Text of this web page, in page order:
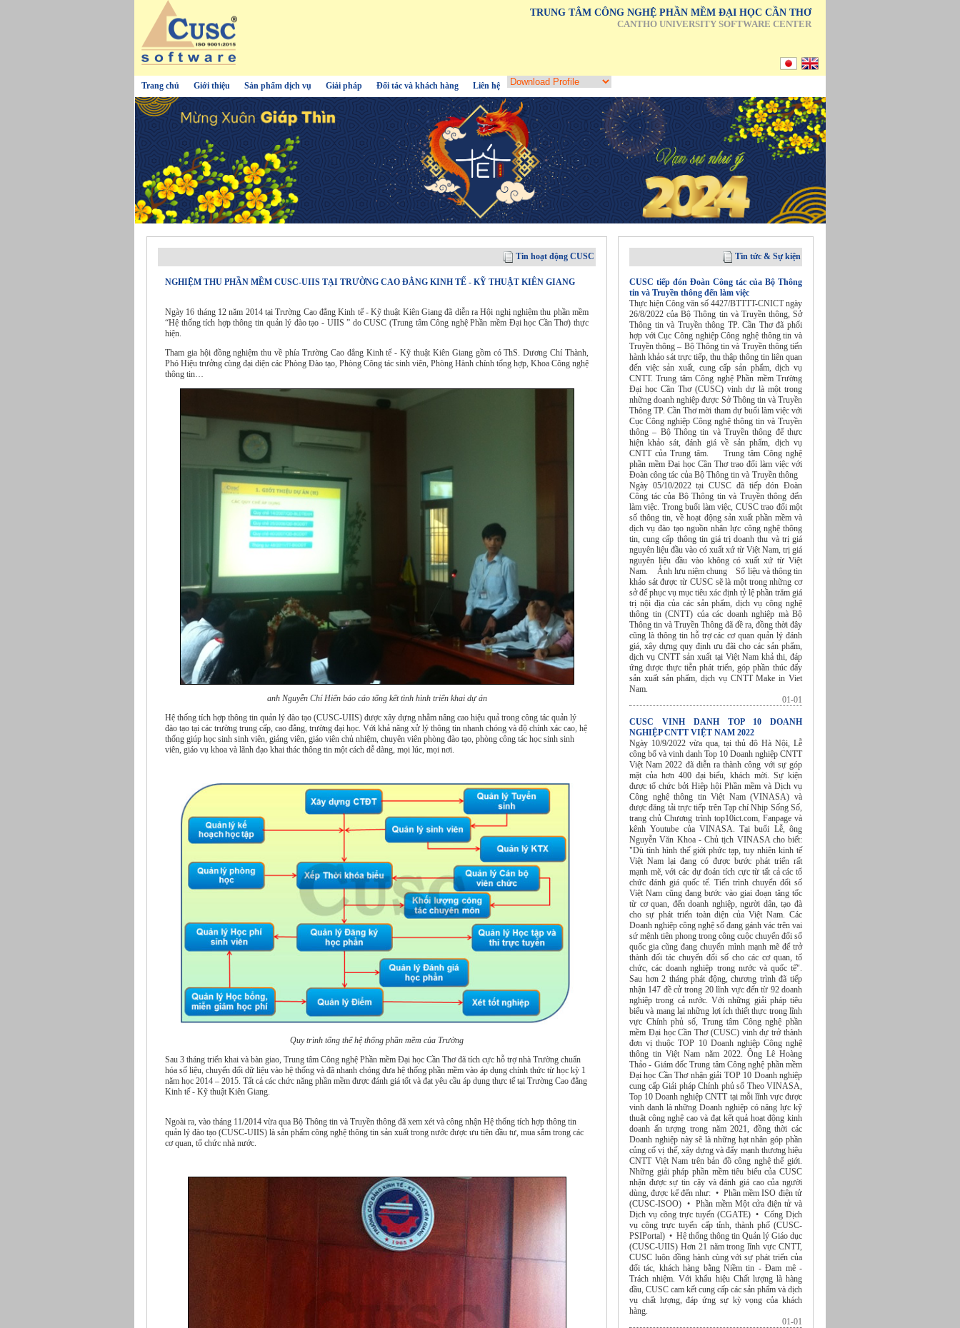
TRUNG TÂM CÔNG NGHỆ PHẦN MỀM ĐẠI HỌC CẦN THƠ
CANTHO UNIVERSITY SOFTWARE CENTER
Trang chủ Giới thiệu Sản phẩm dịch vụ Giải pháp Đối tác và khách hàng Liên hệ
Tin hoạt động CUSC
NGHIỆM THU PHẦN MỀM CUSC-UIIS TẠI TRƯỜNG CAO ĐẲNG KINH TẾ - KỸ THUẬT KIÊN GIANG
Ngày 16 tháng 12 năm 2014 tại Trường Cao đẳng Kinh tế - Kỹ thuật Kiên Giang đã diễn ra Hội nghị nghiệm thu phần mềm
“Hệ thống tích hợp thông tin quản lý đào tạo - UIIS ” do CUSC (Trung tâm Công nghệ Phần mềm Đại học Cần Thơ) thực
hiện.
Tham gia hội đồng nghiệm thu về phía Trường Cao đẳng Kinh tế - Kỹ thuật Kiên Giang gồm có ThS. Dương Chí Thành,
Phó Hiệu trưởng cùng đại diện các Phòng Đào tạo, Phòng Công tác sinh viên, Phòng Hành chính tổng hợp, Khoa Công nghệ
thông tin…
anh Nguyễn Chí Hiển báo cáo tổng kết tình hình triển khai dự án
Hệ thống tích hợp thông tin quản lý đào tạo (CUSC-UIIS) được xây dựng nhằm nâng cao hiệu quả trong công tác quản lý
đào tạo tại các trường trung cấp, cao đẳng, trường đại học. Với khả năng xử lý thông tin nhanh chóng và độ chính xác cao, hệ
thống giúp học sinh sinh viên, giảng viên, giáo viên chủ nhiệm, chuyên viên phòng đào tạo, phòng công tác học sinh sinh
viên, giáo vụ khoa và lãnh đạo khai thác thông tin một cách dễ dàng, mọi lúc, mọi nơi.
Quy trình tổng thể hệ thống phần mềm của Trường
Sau 3 tháng triển khai và bàn giao, Trung tâm Công nghệ Phần mềm Đại học Cần Thơ đã tích cực hỗ trợ nhà Trường chuẩn
hóa số liệu, chuyển đổi dữ liệu vào hệ thống và đã nhanh chóng đưa hệ thống phần mềm vào áp dụng chính thức từ học kỳ 1
năm học 2014 – 2015. Tất cả các chức năng phần mềm được đánh giá tốt và đạt yêu cầu áp dụng thực tế tại Trường Cao đẳng
Kinh tế - Kỹ thuật Kiên Giang.
Ngoài ra, vào tháng 11/2014 vừa qua Bộ Thông tin và Truyền thông đã xem xét và công nhận Hệ thống tích hợp thông tin
quản lý đào tạo (CUSC-UIIS) là sản phẩm công nghệ thông tin sản xuất trong nước được ưu tiên đầu tư, mua sắm trong các
cơ quan, tổ chức nhà nước.
Tin tức & Sự kiện
CUSC tiếp đón Đoàn Công tác của Bộ Thông
tin và Truyền thông đến làm việc
Thực hiện Công văn số 4427/BTTTT-CNICT ngày
26/8/2022 của Bộ Thông tin và Truyền thông, Sở
Thông tin và Truyền thông TP. Cần Thơ đã phối
hợp với Cục Công nghiệp Công nghệ thông tin và
Truyền thông – Bộ Thông tin và Truyền thông tiến
hành khảo sát trực tiếp, thu thập thông tin liên quan
đến việc sản xuất, cung cấp sản phẩm, dịch vụ
CNTT. Trung tâm Công nghệ Phần mềm Trường
Đại học Cần Thơ (CUSC) vinh dự là một trong
những doanh nghiệp được Sở Thông tin và Truyền
Thông TP. Cần Thơ mời tham dự buổi làm việc với
Cục Công nghiệp Công nghệ thông tin và Truyền
thông – Bộ Thông tin và Truyền thông để thực
hiện khảo sát, đánh giá về sản phẩm, dịch vụ
CNTT của Trung tâm. Trung tâm Công nghệ
phần mềm Đại học Cần Thơ trao đổi làm việc với
Đoàn công tác của Bộ Thông tin và Truyền thông
Ngày 05/10/2022 tại CUSC đã tiếp đón Đoàn
Công tác của Bộ Thông tin và Truyền thông đến
làm việc. Trong buổi làm việc, CUSC trao đổi một
số thông tin, về hoạt động sản xuất phần mềm và
dịch vụ đào tạo nguồn nhân lực công nghệ thông
tin, cung cấp thông tin giá trị doanh thu và trị giá
nguyên liệu đầu vào có xuất xứ từ Việt Nam, trị giá
nguyên liệu đầu vào không có xuất xứ từ Việt
Nam. Ảnh lưu niệm chung Số liệu và thông tin
khảo sát được từ CUSC sẽ là một trong những cơ
sở để phục vụ mục tiêu xác định tỷ lệ phần trăm giá
trị nội địa của các sản phẩm, dịch vụ công nghệ
thông tin (CNTT) của các doanh nghiệp mà Bộ
Thông tin và Truyền Thông đã đề ra, đồng thời đây
cũng là thông tin hỗ trợ các cơ quan quản lý đánh
giá, xây dựng quy định ưu đãi cho các sản phẩm,
dịch vụ CNTT sản xuất tại Việt Nam khả thi, đáp
ứng được thực tiễn phát triển, góp phần thúc đẩy
sản xuất sản phẩm, dịch vụ CNTT Make in Viet
Nam.
01-01
CUSC VINH DANH TOP 10 DOANH
NGHIỆP CNTT VIỆT NAM 2022
Ngày 10/9/2022 vừa qua, tại thủ đô Hà Nội, Lễ
công bố và vinh danh Top 10 Doanh nghiệp CNTT
Việt Nam 2022 đã diễn ra thành công với sự góp
mặt của hơn 400 đại biểu, khách mời. Sự kiện
được tổ chức bởi Hiệp hội Phần mềm và Dịch vụ
Công nghệ thông tin Việt Nam (VINASA) và
được đăng tải trực tiếp trên Tạp chí Nhịp Sống Số,
trang chủ Chương trình top10ict.com, Fanpage và
kênh Youtube của VINASA. Tại buổi Lễ, ông
Nguyễn Văn Khoa - Chủ tịch VINASA cho biết:
"Dù tình hình thế giới phức tạp, tuy nhiên kinh tế
Việt Nam lại đang có được bước phát triển rất
mạnh mẽ, với các dự đoán tích cực từ tất cả các tổ
chức đánh giá quốc tế. Tiến trình chuyển đổi số
Việt Nam cũng đang bước vào giai đoạn tăng tốc
từ cơ quan, đến doanh nghiệp, người dân, tạo đà
cho sự phát triển toàn diện của Việt Nam. Các
Doanh nghiệp công nghệ số đang gánh vác trên vai
sứ mệnh tiên phong trong công cuộc chuyển đổi số
quốc gia cũng đang chuyển mình mạnh mẽ để trở
thành đối tác chuyển đổi số cho các cơ quan, tổ
chức, các doanh nghiệp trong nước và quốc tế".
Sau hơn 2 tháng phát động, chương trình đã tiếp
nhận 147 đề cử trong 20 lĩnh vực đến từ 92 doanh
nghiệp trong cả nước. Với những giải pháp tiêu
biểu và mang lại những lợi ích thiết thực trong lĩnh
vực Chính phủ số, Trung tâm Công nghệ phần
mềm Đại học Cần Thơ (CUSC) vinh dự trở thành
đơn vị thuộc TOP 10 Doanh nghiệp Công nghệ
thông tin Việt Nam năm 2022. Ông Lê Hoàng
Thảo - Giám đốc Trung tâm Công nghệ phần mềm
Đại học Cần Thơ nhận giải TOP 10 Doanh nghiệp
cung cấp Giải pháp Chính phủ số Theo VINASA,
Top 10 Doanh nghiệp CNTT tại mỗi lĩnh vực được
vinh danh là những Doanh nghiệp có năng lực kỹ
thuật công nghệ cao và đạt kết quả hoạt động kinh
doanh ấn tượng trong năm 2021, đồng thời các
Doanh nghiệp này sẽ là những hạt nhân góp phần
củng cố vị thế, xây dựng và đẩy mạnh thương hiệu
CNTT Việt Nam trên bản đồ công nghệ thế giới.
Những giải pháp phần mềm tiêu biểu của CUSC
nhận được sự tin cậy và đánh giá cao của người
dùng, được kể đến như: • Phần mềm ISO điện tử
(CUSC-ISOO) • Phần mềm Một cửa điện tử và
Dịch vụ công trực tuyến (CGATE) • Cổng Dịch
vụ công trực tuyến cấp tỉnh, thành phố (CUSC-
PSIPortal) • Hệ thống thông tin Quản lý Giáo dục
(CUSC-UIIS) Hơn 21 năm trong lĩnh vực CNTT,
CUSC luôn đồng hành cùng với sự phát triển của
đối tác, khách hàng bằng Niềm tin - Đam mê -
Trách nhiệm. Với khẩu hiệu Chất lượng là hàng
đầu, CUSC cam kết cung cấp các sản phẩm và dịch
vụ chất lượng, đáp ứng sự kỳ vọng của khách
hàng.
01-01